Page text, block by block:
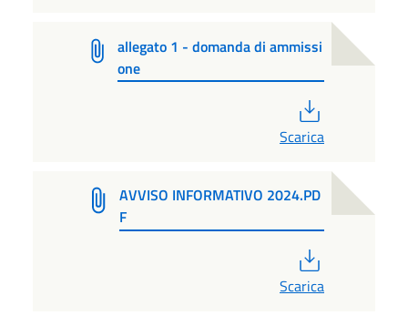
allegato 1 - domanda di ammissi
one
Scarica
AVVISO INFORMATIVO 2024.PD
F
Scarica